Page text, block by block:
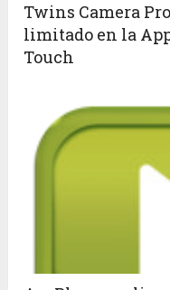
Twins Camera
limitado en la
Touch